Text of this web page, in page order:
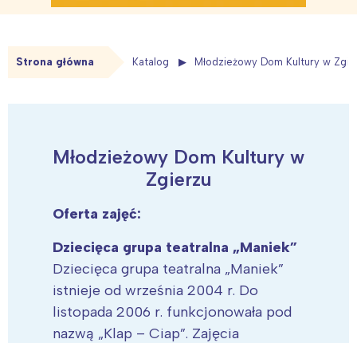
Strona główna Katalog Młodzieżowy Dom Kultury w
Młodzieżowy Dom Kultury w
Zgierzu
Oferta zajęć:
Dziecięca grupa teatralna „Maniek”
Dziecięca grupa teatralna „Maniek”
istnieje od września 2004 r. Do
listopada 2006 r. funkcjonowała pod
nazwą „Klap – Ciap”. Zajęcia